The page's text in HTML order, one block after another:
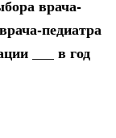
врача-
педиатра
___ в год